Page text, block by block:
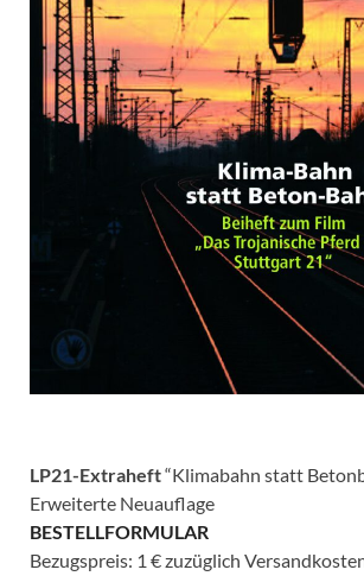
LP21-Extraheft“Klimabahn statt
Erweiterte Neuauflage
BESTELLFORMULAR
Bezugspreis: 1 € zuzüglich